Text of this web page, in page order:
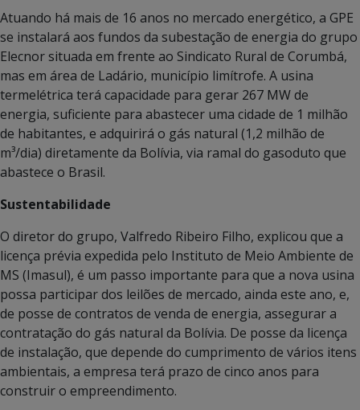
Atuando há mais de 16 anos no mercado energético, a GPE
se instalará aos fundos da subestação de energia do grupo
Elecnor situada em frente ao Sindicato Rural de Corumbá,
mas em área de Ladário, município limítrofe. A usina
termelétrica terá capacidade para gerar 267 MW de
energia, suficiente para abastecer uma cidade de 1 milhão
de habitantes, e adquirirá o gás natural (1,2 milhão de
m³/dia) diretamente da Bolívia, via ramal do gasoduto que
abastece o Brasil.
Sustentabilidade
O diretor do grupo, Valfredo Ribeiro Filho, explicou que a
licença prévia expedida pelo Instituto de Meio Ambiente de
MS (Imasul), é um passo importante para que a nova usina
possa participar dos leilões de mercado, ainda este ano, e,
de posse de contratos de venda de energia, assegurar a
contratação do gás natural da Bolívia. De posse da licença
de instalação, que depende do cumprimento de vários itens
ambientais, a empresa terá prazo de cinco anos para
construir o empreendimento.